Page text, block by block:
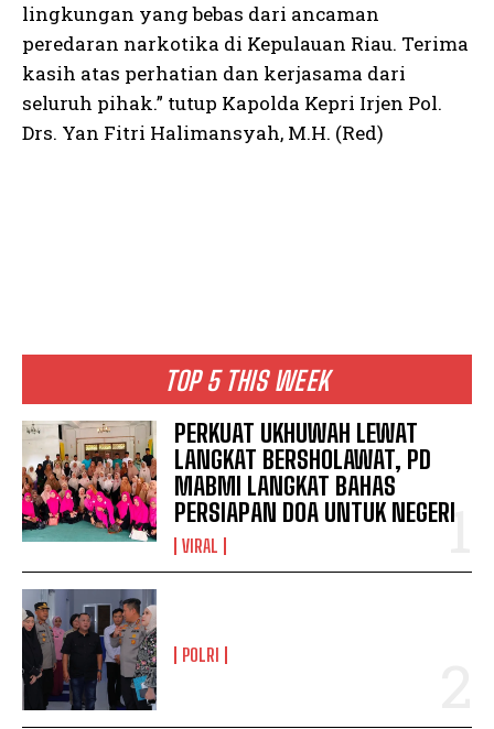
TOP 5 THIS WEEK
PERKUAT UKHUWAH LEWAT
LANGKAT BERSHOLAWAT, PD
MABMI LANGKAT BAHAS
PERSIAPAN DOA UNTUK NEGERI
VIRAL
POLRI
lingkungan yang bebas dari ancaman
peredaran narkotika di Kepulauan Riau. Terima
kasih atas perhatian dan kerjasama dari
seluruh pihak.” tutup Kapolda Kepri Irjen Pol.
Drs. Yan Fitri Halimansyah, M.H. (Red)